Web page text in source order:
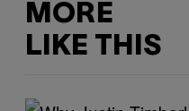
MORE
LIKE THIS